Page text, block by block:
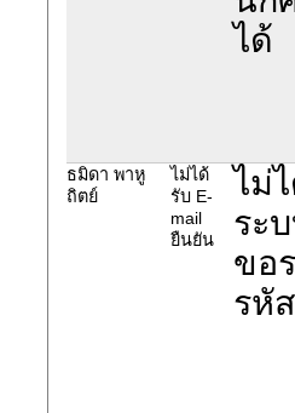
ได้
ธมิดา พาหู
ถิตย์
ไม่ได้
รับ E-
mail
ยืนยัน
ไม่
ระ
ขอ
รหั